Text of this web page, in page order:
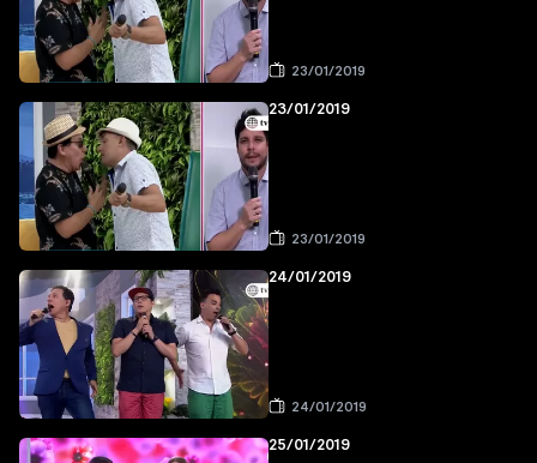
23/01/2019
23/01/2019
23/01/2019
24/01/2019
24/01/2019
25/01/2019